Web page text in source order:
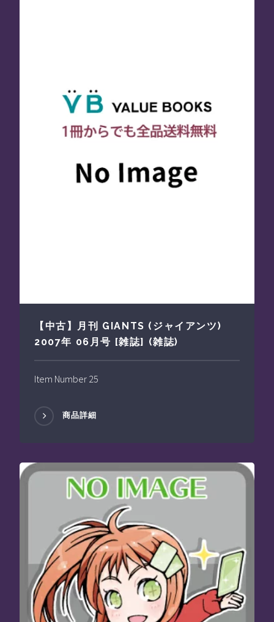
【中古】月刊 GIANTS (ジャイアンツ)
2007年 06月号 [雑誌] (雑誌)
Item Number 25
商品詳細